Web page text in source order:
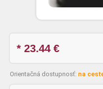
* 23.44€
Orientačná dostupnosť: na